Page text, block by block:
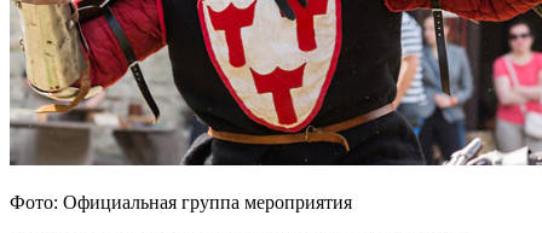
Фото: Официальная группа мероприятия